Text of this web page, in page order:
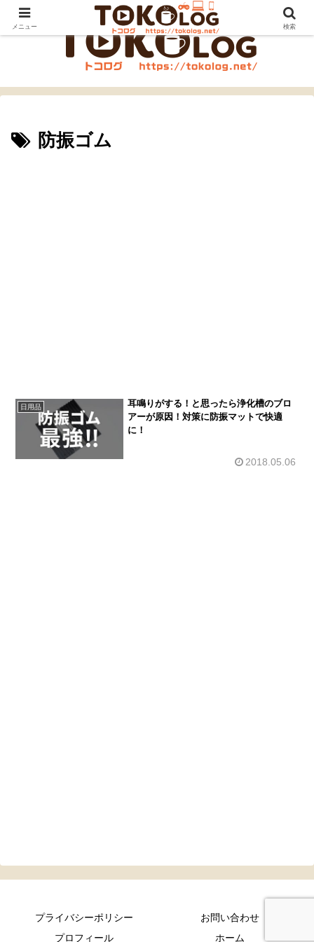
防振ゴム
日用品
耳鳴りがする！と思ったら浄化槽のブロ
アーが原因！対策に防振マットで快適
に！
2018.05.06
プライバシーポリシー
お問い合わせ
プロフィール
ホーム
メニュー 検索